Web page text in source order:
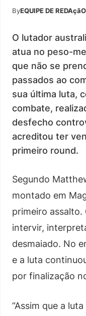
ByEQUIPE DE REDAçãO
O lutador
atua no peso-
que não se
passados ao
sua última luta,
combate,
desfecho
acreditou ter
primeiro round.
Segundo
montado em
primeiro assalto.
intervir,
desmaiado. No
e a luta
por finalização
“Assim que a